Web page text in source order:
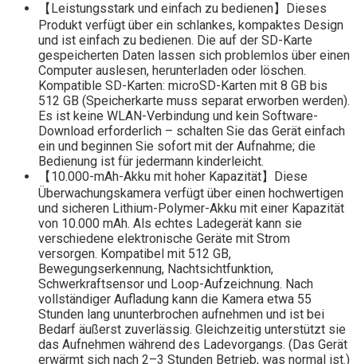
【Leistungsstark und einfach zu bedienen】Dieses
Produkt verfügt über ein schlankes, kompaktes Design
und ist einfach zu bedienen. Die auf der SD-Karte
gespeicherten Daten lassen sich problemlos über einen
Computer auslesen, herunterladen oder löschen.
Kompatible SD-Karten: microSD-Karten mit 8 GB bis
512 GB (Speicherkarte muss separat erworben werden).
Es ist keine WLAN-Verbindung und kein Software-
Download erforderlich – schalten Sie das Gerät einfach
ein und beginnen Sie sofort mit der Aufnahme; die
Bedienung ist für jedermann kinderleicht.
【10.000-mAh-Akku mit hoher Kapazität】Diese
Überwachungskamera verfügt über einen hochwertigen
und sicheren Lithium-Polymer-Akku mit einer Kapazität
von 10.000 mAh. Als echtes Ladegerät kann sie
verschiedene elektronische Geräte mit Strom
versorgen. Kompatibel mit 512 GB,
Bewegungserkennung, Nachtsichtfunktion,
Schwerkraftsensor und Loop-Aufzeichnung. Nach
vollständiger Aufladung kann die Kamera etwa 55
Stunden lang ununterbrochen aufnehmen und ist bei
Bedarf äußerst zuverlässig. Gleichzeitig unterstützt sie
das Aufnehmen während des Ladevorgangs. (Das Gerät
erwärmt sich nach 2–3 Stunden Betrieb, was normal ist.)